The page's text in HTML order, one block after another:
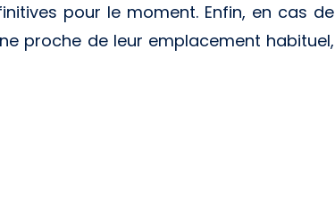
pour le moment. Enfin, en cas de
proche de leur emplacement habituel,